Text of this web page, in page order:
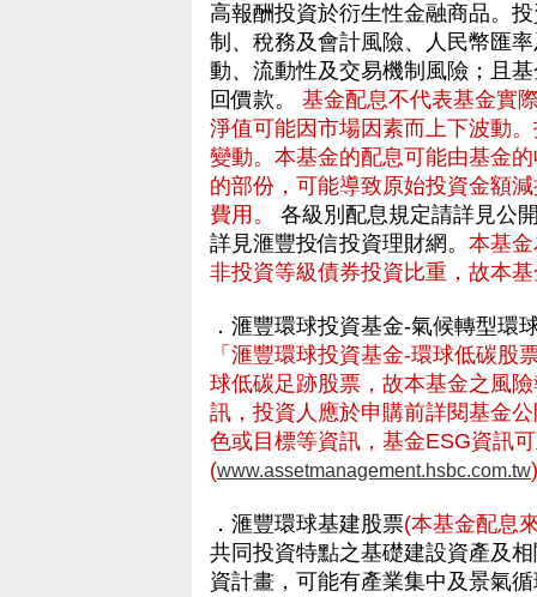
高報酬投資於衍生性金融商品。
制、稅務及會計風險、人民幣匯
動、流動性及交易機制風險；且
回價款。 基金配息不代表基金實
淨值可能因市場因素而上下波動
變動。本基金的配息可能由基金
的部份，可能導致原始投資金額
費用。
各級別配息規定請詳見公
詳見滙豐投信投資理財網。 本基
非投資等級債券投資比重，故本
．滙豐環球投資基金-氣候轉型環
「滙豐環球投資基金-環球低碳股
球低碳足跡股票，故本基金之風
訊，投資人應於申購前詳閱基金
色或目標等資訊，基金ESG資訊
(www.assetmanagement.hsbc.com.tw
．滙豐環球基建股票(本基金配息
共同投資特點之基礎建設資產及
資計畫，可能有產業集中及景氣